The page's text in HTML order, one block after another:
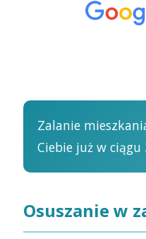
Zalanie
Ciebie już w
Osuszanie w